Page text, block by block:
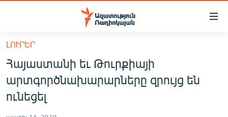
Մատչելիության
հիմնական
բովանդակությանը
հիմնական
մենյուին
ՀԱՅԱՍՏԱՆ
ՔԱՂԱՔԱԿԱՆ
ԼՈՒՐԵՐ
Հայաստանի եւ Թուրքիայի
արտգործնախարարները զրույց են
ունեցել